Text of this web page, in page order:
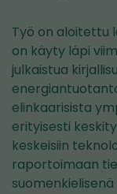
Työ on aloitettu
on käyty läpi
julkaistua
elinkaarisista
erityisesti
keskeisiin
raportoimaan